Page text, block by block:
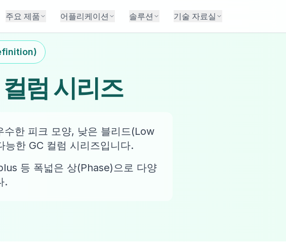
주요 제품 어플리케이션 솔루션 기술 자료실
럼 시리즈
수한 피크 모양, 낮은 블리드(Low
한 GC 컬럼 시리즈입니다.
등 폭넓은 상(Phase)으로 다양
.